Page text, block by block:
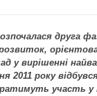
друга
у вирішенні
року
участь